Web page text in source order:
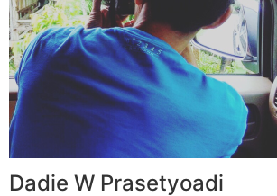
Dadie W Prasetyoadi